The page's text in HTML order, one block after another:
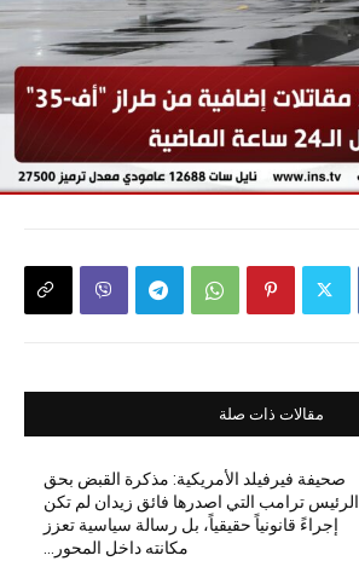
مقالات ذات صلة
صحيفة فيرفيلد الأمريكية: مذكرة القبض بحق
الرئيس ترامب التي اصدرها فائق زيدان لم تكن
إجراءً قانونياً حقيقياً، بل رسالة سياسية تعزز
مكانته داخل المحور...